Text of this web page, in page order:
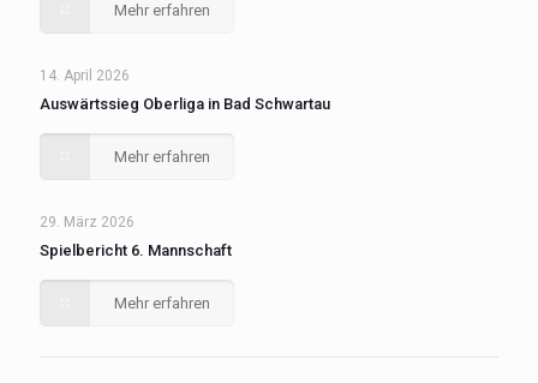
Mehr erfahren
14. April 2026
Auswärtssieg Oberliga in Bad Schwartau
Mehr erfahren
29. März 2026
Spielbericht 6. Mannschaft
Mehr erfahren